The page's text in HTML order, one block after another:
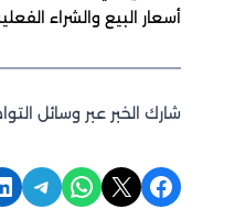
أسعار البيع والشراء
شارك الخبر عبر وسائل
Share on Facebook
Share on X
Share on WhatsApp
Share on Telegram
Share on LinkedIn